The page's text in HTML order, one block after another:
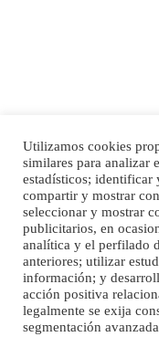
SHIBA PERDIDO AVDA
PERRO MACHO RAZA SHIBA
MESA Y LOPEZ. ES MUY
Leales.org » Gran Canaria |
Inicio
Aviso Legal
Utilizamos cookies
similares para analizar
estadísticos; identificar
compartir y mostrar
seleccionar y mostrar
publicitarios, en
analítica y el perfilado
anteriores; utilizar
información; y
acción positiva
legalmente se exija
segmentación